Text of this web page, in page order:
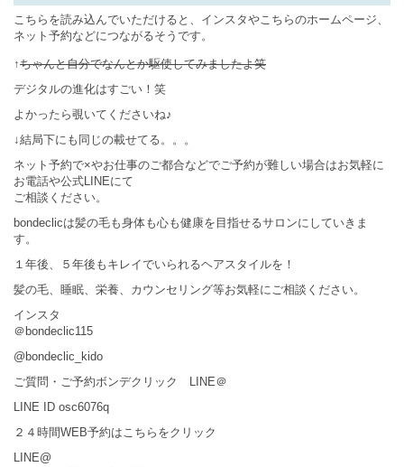
こちらを読み込んでいただけると、インスタやこちらのホームページ、
ネット予約などにつながるそうです。
↑ちゃんと自分でなんとか駆使してみましたよ笑
デジタルの進化はすごい！笑
よかったら覗いてくださいね♪
↓結局下にも同じの載せてる。。。
ネット予約で×やお仕事のご都合などでご予約が難しい場合はお気軽に
お電話や公式LINEにて
ご相談ください。
bondeclicは髪の毛も身体も心も健康を目指せるサロンにしていきま
す。
１年後、５年後もキレイでいられるヘアスタイルを！
髪の毛、睡眠、栄養、カウンセリング等お気軽にご相談ください。
インスタ
＠bondeclic115
@bondeclic_kido
ご質問・ご予約ボンデクリック LINE＠
LINE ID osc6076q
２４時間WEB予約はこちらをクリック
LINE@